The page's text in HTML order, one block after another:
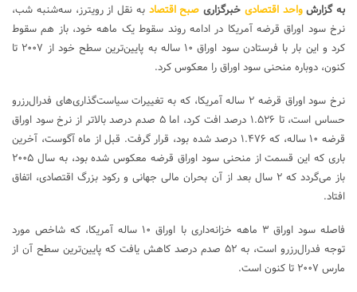
به گزارشواحد اقتصادی خبرگزاری صبح اقتصاد به نقل از رویترز، سه‌شنبه شب،
نرخ سود اوراق قرضه آمریکا در ادامه روند سقوط یک ماهه خود، باز هم سقوط
کرد و این بار با فرستادن سود اوراق ۱۰ ساله به پایین‌ترین سطح خود از ۲۰۰۷ تا
کنون، دوباره منحنی سود اوراق را معکوس کرد.
نرخ سود اوراق قرضه ۲ ساله آمریکا، که به تغییرات سیاست‌گذاری‌های فدرال‌رزرو
حساس است، تا ۱.۵۲۶ درصد افت کرد، اما ۵ صدم درصد بالاتر از نرخ سود اوراق
قرضه ۱۰ ساله، که ۱.۴۷۶ درصد شده بود، قرار گرفت. قبل از ماه آگوست، آخرین
باری که این قسمت از منحنی سود اوراق قرضه معکوس شده بود، به سال ۲۰۰۵
باز می‌گردد که ۲ سال بعد از آن بحران مالی جهانی و رکود بزرگ اقتصادی، اتفاق
افتاد.
فاصله سود اوراق ۳ ماهه خزانه‌داری با اوراق ۱۰ ساله آمریکا، که شاخص مورد
توجه فدرال‌رزرو است، به ۵۲ صدم درصد کاهش یافت که پایین‌ترین سطح آن از
مارس ۲۰۰۷ تا کنون است.